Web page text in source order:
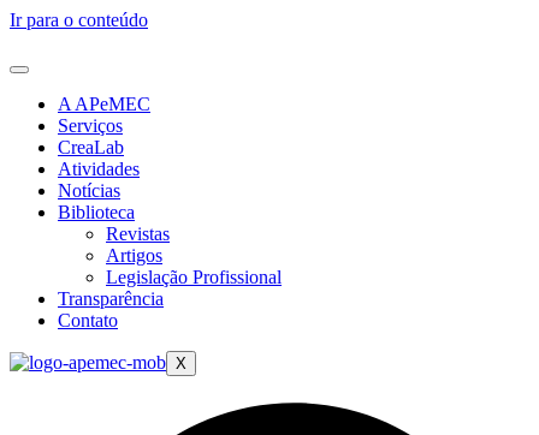
Ir para o conteúdo
A APeMEC
Serviços
CreaLab
Atividades
Notícias
Biblioteca
Revistas
Artigos
Legislação Profissional
Transparência
Contato
X